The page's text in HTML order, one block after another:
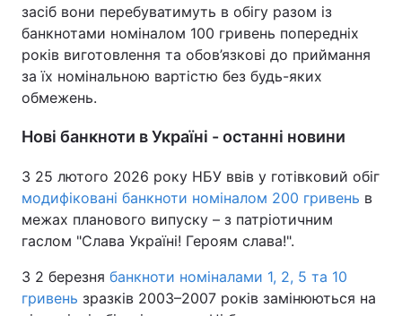
засіб вони перебуватимуть в обігу разом із
банкнотами номіналом 100 гривень попередніх
років виготовлення та обов’язкові до приймання
за їх номінальною вартістю без будь-яких
обмежень.
Нові банкноти в Україні - останні новини
З 25 лютого 2026 року НБУ ввів у готівковий обіг
модифіковані банкноти номіналом 200 гривень в
межах планового випуску – з патріотичним
гаслом "Слава Україні! Героям слава!".
З 2 березня банкноти номіналами 1, 2, 5 та 10
гривень зразків 2003–2007 років замінюються на